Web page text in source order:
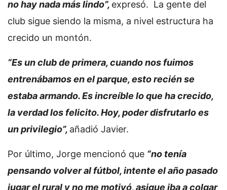
no hay nada más lindo”, expresó. La gente del
club sigue siendo la misma, a nivel estructura ha
crecido un montón.
“Es un club de primera, cuando nos fuimos
entrenábamos en el parque, esto recién se
estaba armando. Es increíble lo que ha crecido,
la verdad los felicito. Hoy, poder disfrutarlo es
un privilegio”, añadió Javier.
Por último, Jorge mencionó que “no tenía
pensando volver al fútbol, intente el año pasado
jugar el rural y no me motivó, asique iba a colgar